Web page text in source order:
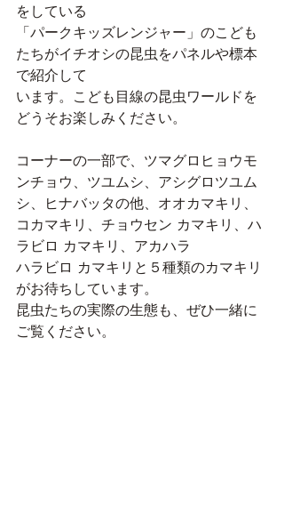
をしている
「パークキッズレンジャー」のこども
たちがイチオシの昆虫をパネルや標本
で紹介して
います。こども目線の昆虫ワールドを
どうそお楽しみください。
コーナーの一部で、ツマグロヒョウモ
ンチョウ、ツユムシ、アシグロツユム
シ、ヒナバッタの他、オオカマキリ、
コカマキリ、チョウセン カマキリ、ハ
ラビロ カマキリ、アカハラ
ハラビロ カマキリと５種類のカマキリ
がお待ちしています。
昆虫たちの実際の生態も、ぜひ一緒に
ご覧ください。